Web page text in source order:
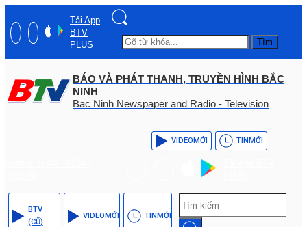
Tải App
BTV
PLUS
Tìm
BÁO VÀ PHÁT THANH, TRUYỀN HÌNH BẮC
NINH
Bac Ninh Newspaper and Radio - Television
VIDEOMỚI TINMỚI
BTV
(CŨ)
VIDEOMỚI TINMỚI